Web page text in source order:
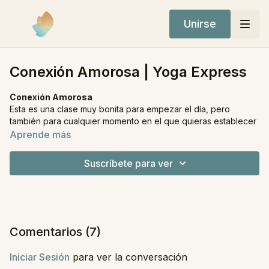
Unirse
Conexión Amorosa | Yoga Express
Conexión Amorosa
Esta es una clase muy bonita para empezar el día, pero
también para cualquier momento en el que quieras establecer
una conexión amorosa contigo y con tu cuerpo. Es una
fuerza y de flexibilidad, pero será más bien suave. Incluiremos
trabajo energético, meditación y respiración en conexión con
Es una práctica muy bella de regulación emocional que
sentirte conectada con tu corazón.
Aprende más
Suscríbete para ver
Comentarios (7)
Iniciar Sesión para ver la conversación